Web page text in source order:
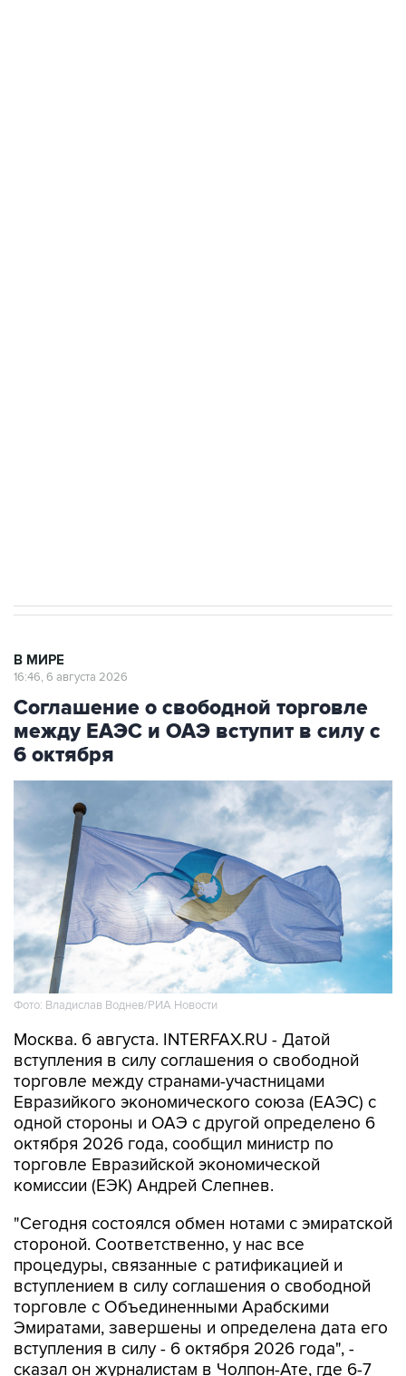
В МИРЕ
16:46, 6 августа 2026
Соглашение о свободной торговле
между ЕАЭС и ОАЭ вступит в силу с
6 октября
Фото: Владислав Воднев/РИА Новости
Москва. 6 августа. INTERFAX.RU - Датой
вступления в силу соглашения о свободной
торговле между странами-участницами
Евразийкого экономического союза (ЕАЭС) с
одной стороны и ОАЭ с другой определено 6
октября 2026 года, сообщил министр по
торговле Евразийской экономической
комиссии (ЕЭК) Андрей Слепнев.
"Сегодня состоялся обмен нотами с эмиратской
стороной. Соответственно, у нас все
процедуры, связанные с ратификацией и
вступлением в силу соглашения о свободной
торговле с Объединенными Арабскими
Эмиратами, завершены и определена дата его
вступления в силу - 6 октября 2026 года", -
сказал он журналистам в Чолпон-Ате, где 6-7